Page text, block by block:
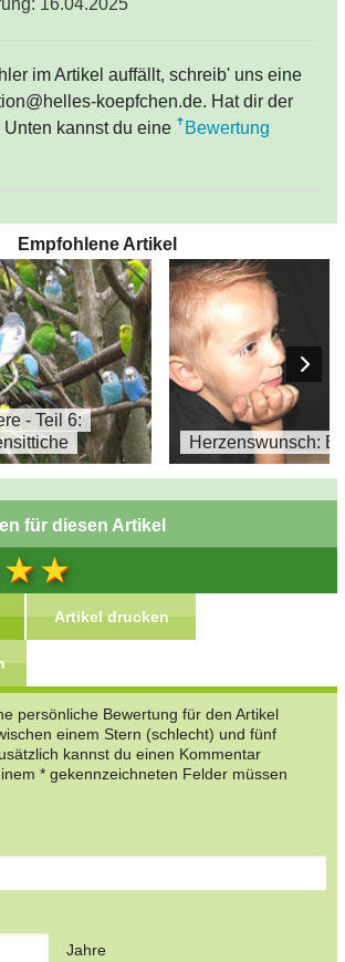
im Artikel auffällt, schreib' uns eine
koepfchen.de. Hat dir der
kannst du eine
Bewertung
Empfohlene Artikel
- Teil 6:
Herzenswunsch:
für diesen Artikel
Artikel drucken
persönliche Bewertung für den Artikel
einem Stern (schlecht) und fünf
kannst du einen Kommentar
* gekennzeichneten Felder müssen
Jahre